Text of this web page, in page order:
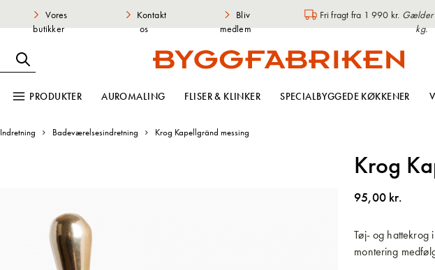
Vores
butikker
Kontakt
os
Bliv
medlem
Fri fragt fra 1 990 kr. Gælder
kg.
PRODUKTER AUROMALING FLISER & KLINKER SPECIALBYGGEDE KØKKENER
Indretning Badeværelsesindretning Krog Kapellgränd messing
Krog
95,00 kr.
Tøj- og hattekrog
montering